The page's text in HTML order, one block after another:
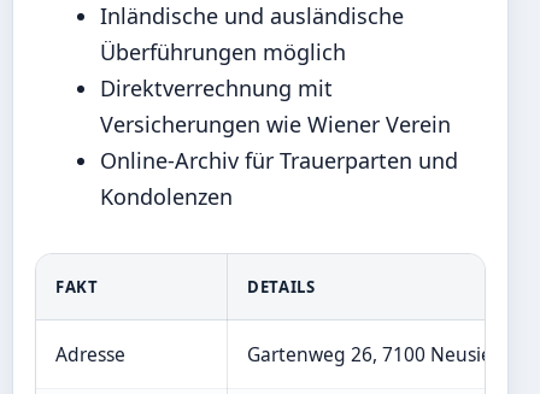
Inländische und ausländische
Überführungen möglich
Direktverrechnung mit
Versicherungen wie Wiener Verein
Online-Archiv für Trauerparten und
Kondolenzen
FAKT DETAILS
Adresse Gartenweg 26, 7100 Neusiedl